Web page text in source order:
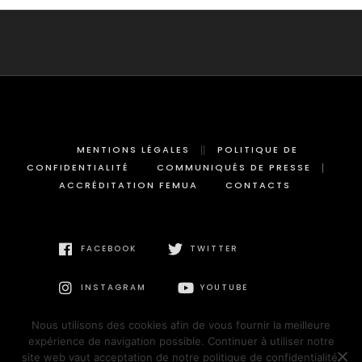
MENTIONS LÉGALES
POLITIQUE DE
CONFIDENTIALITÉ
COMMUNIQUÉS DE PRESSE
ACCRÉDITATION FEMUA
CONTACTS
FACEBOOK TWITTER
INSTAGRAM YOUTUBE
Nous utilisons des cookies afin de vous fournir la meilleure
expérience de navigation possible. Continuer à utiliser notre
site web vaut acceptation de notre politique de confidentialité.